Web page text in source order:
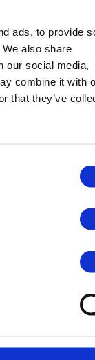
ads, to provide
also share
our social media,
combine it with
that they’ve
dans le
l’Enfance